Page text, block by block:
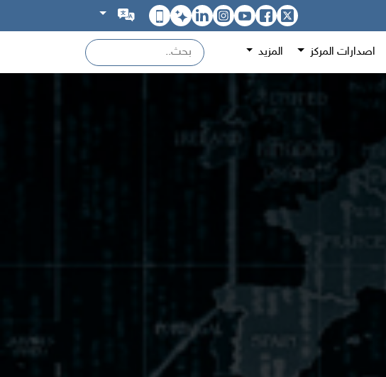
اصدارات المركز المزيد